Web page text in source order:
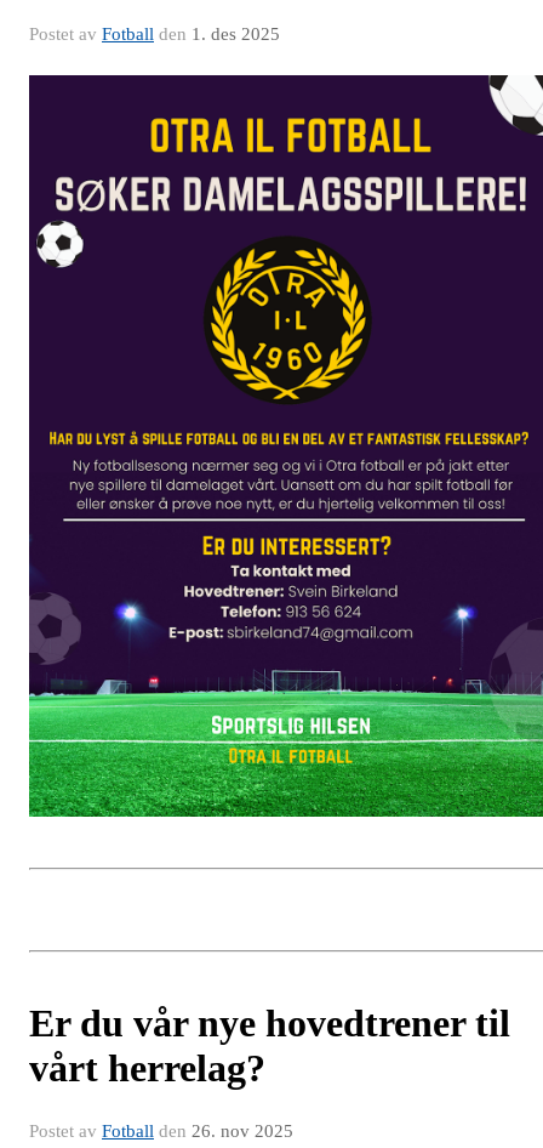
Postet av Fotball den 1. des 2025
Er du vår nye hovedtrener til
vårt herrelag?
Postet av Fotball den 26. nov 2025